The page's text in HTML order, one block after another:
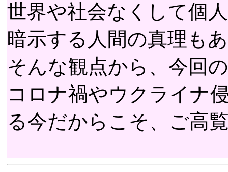
世界や社会なくして個
暗示する人間の真理も
そんな観点から、今回
コロナ禍やウクライナ
る今だからこそ、ご高